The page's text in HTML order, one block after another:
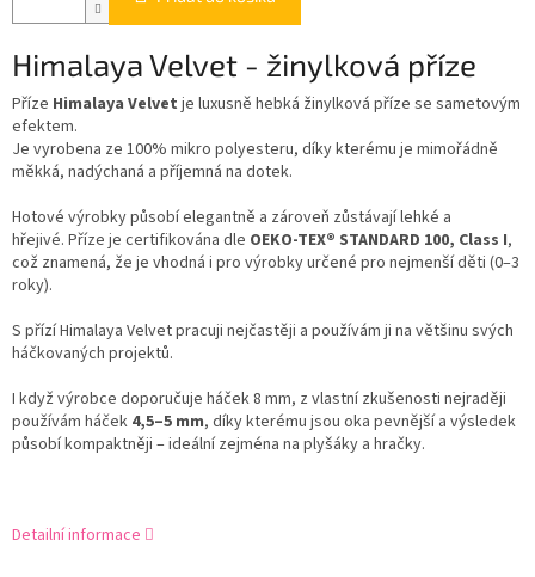
Himalaya Velvet - žinylková příze
Příze Himalaya Velvet je luxusně hebká žinylková příze se sametovým
efektem.
Je vyrobena ze 100% mikro polyesteru, díky kterému je mimořádně
měkká, nadýchaná a příjemná na dotek.
Hotové výrobky působí elegantně a zároveň zůstávají lehké a
hřejivé. Příze je certifikována dle OEKO-TEX® STANDARD 100, Class I,
což znamená, že je vhodná i pro výrobky určené pro nejmenší děti (0–3
roky).
S přízí Himalaya Velvet pracuji nejčastěji a používám ji na většinu svých
háčkovaných projektů.
I když výrobce doporučuje háček 8 mm, z vlastní zkušenosti nejraději
používám háček 4,5–5 mm, díky kterému jsou oka pevnější a výsledek
působí kompaktněji – ideální zejména na plyšáky a hračky.
Detailní informace